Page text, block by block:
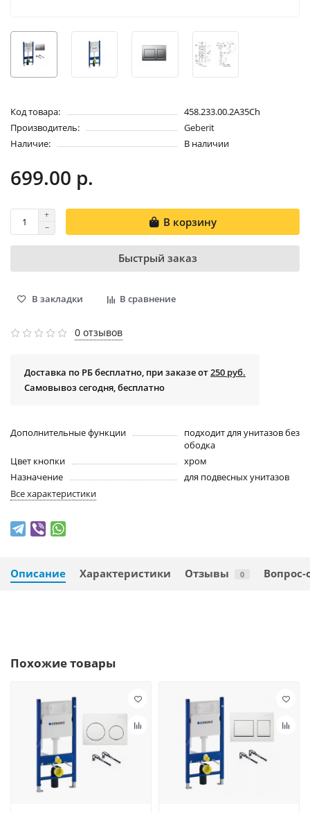
Код товара:
458.233.00.2A35Ch
Производитель:
Geberit
Наличие:
В наличии
699.00 р.
В корзину
Быстрый заказ
В закладки В сравнение
0 отзывов
Доставка по РБ бесплатно, при заказе от250 руб.
Самовывоз сегодня, бесплатно
Дополнительные функции
подходит для унитазов без
ободка
Цвет кнопки
хром
Назначение
для подвесных унитазов
Все характеристики
Описание Характеристики Отзывы 0 Вопрос-
Похожие товары